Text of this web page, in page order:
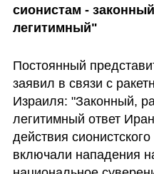
сионистам -
легитимный"
Постоянный
заявил в связи с
Израиля: "Законный,
легитимный ответ
действия
включали нападения